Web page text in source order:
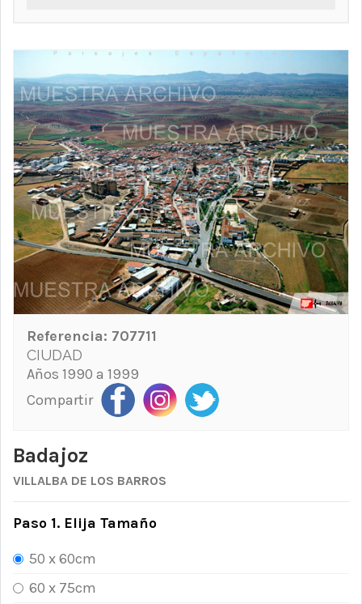
Referencia: 707711
CIUDAD
Años 1990 a 1999
Compartir
Badajoz
VILLALBA DE LOS BARROS
Paso 1. Elija Tamaño
50 x 60cm
60 x 75cm